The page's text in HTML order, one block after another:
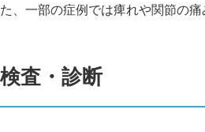
た、一部の症例では痺れや関節の
検査・診断